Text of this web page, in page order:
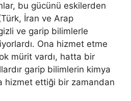
bu gücünü eskilerden
İran ve Arap
ve garip bilimlerle
Ona hizmet etme
mürit vardı, hatta bir
garip bilimlerin kimya
hizmet ettiği bir zamandan